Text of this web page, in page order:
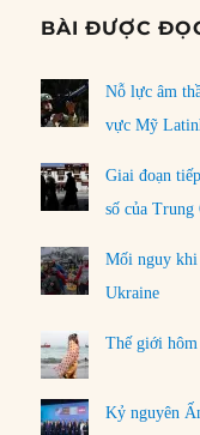
BÀI ĐƯỢC
Nỗ lực âm
vực Mỹ
Giai đoạn
số của Trung
Mối nguy khi
Ukraine
Thế giới
Kỷ nguyên